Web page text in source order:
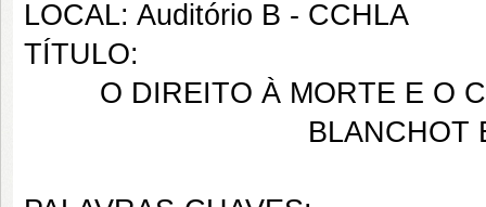
LOCAL: Auditório B - CCHLA
TÍTULO:
O DIREITO À MORTE E O
BLANCHOT